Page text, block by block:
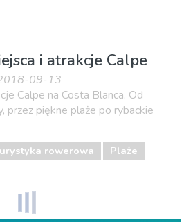
i atrakcje Calpe
09-13
Calpe na Costa Blanca. Od
przez piękne plaże po rybackie
rowerowa
Plaże